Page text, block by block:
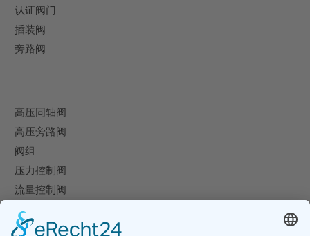
认证阀门
插装阀
旁路阀
高压同轴阀
高压旁路阀
阀组
压力控制阀
流量控制阀
特殊阀